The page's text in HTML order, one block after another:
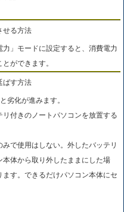
せる方法
」モードに設定すると、消費電力
ができます。
ばす方法
劣化が進みます。
付きのノートパソコンを放置する
で使用はしない。外したバッテリ
体から取り外したままにした場
す。できるだけパソコン本体にセ